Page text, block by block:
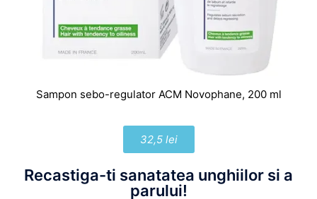
Sampon sebo-regulator ACM Novophane, 200 ml
32,5 lei
Recastiga-ti sanatatea unghiilor si a
parului!